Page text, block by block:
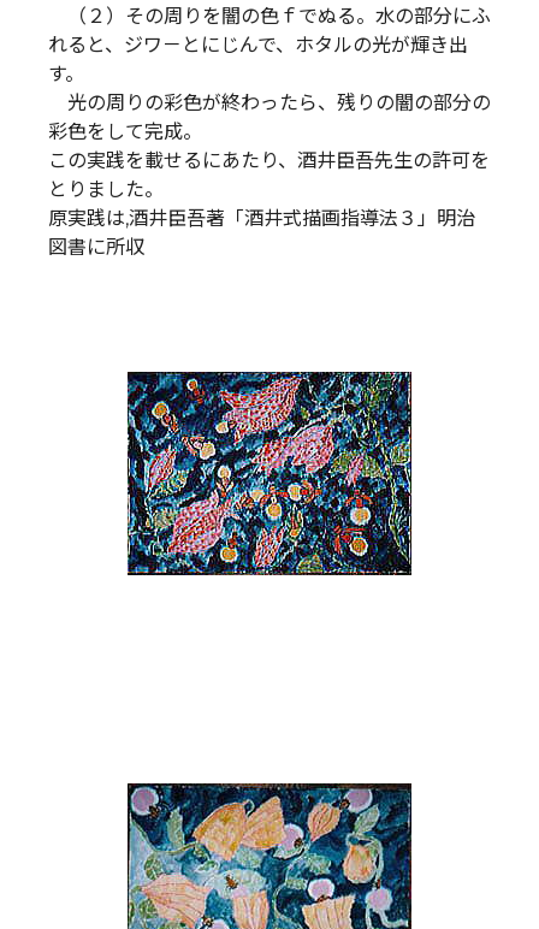
（２）その周りを闇の色ｆでぬる。水の部分にふ
れると、ジワ－とにじんで、ホタルの光が輝き出
す。
光の周りの彩色が終わったら、残りの闇の部分の
彩色をして完成。
この実践を載せるにあたり、酒井臣吾先生の許可を
とりました。
原実践は,酒井臣吾著「酒井式描画指導法３」明治
図書に所収